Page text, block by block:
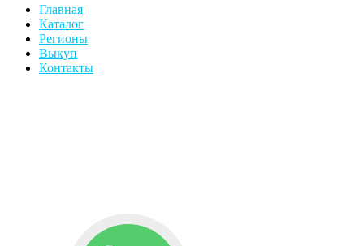
Главная
Каталог
Регионы
Выкуп
Контакты